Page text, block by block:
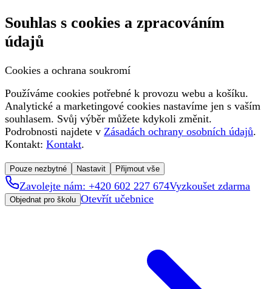
Souhlas s cookies a zpracováním
údajů
Cookies a ochrana soukromí
Používáme cookies potřebné k provozu webu a košíku.
Analytické a marketingové cookies nastavíme jen s vaším
souhlasem. Svůj výběr můžete kdykoli změnit.
Podrobnosti najdete v Zásadách ochrany osobních údajů.
Kontakt: Kontakt.
Pouze nezbytné Nastavit Přijmout vše
Zavolejte nám: +420 602 227 674Vyzkoušet zdarma
Objednat pro školu Otevřít učebnice